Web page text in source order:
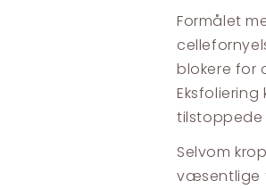
Formålet
blokere for
tilstoppede
Selvom
væsentlige